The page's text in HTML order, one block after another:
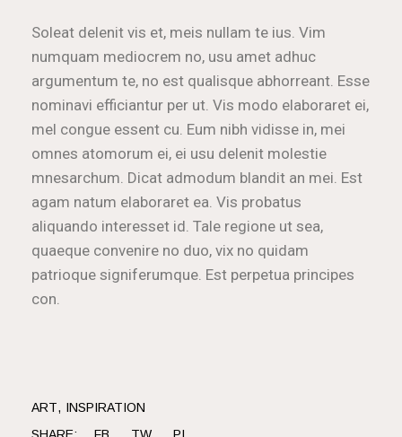
Soleat delenit vis et, meis nullam te ius. Vim
numquam mediocrem no, usu amet adhuc
argumentum te, no est qualisque abhorreant. Esse
nominavi efficiantur per ut. Vis modo elaboraret ei,
mel congue essent cu. Eum nibh vidisse in, mei
omnes atomorum ei, ei usu delenit molestie
mnesarchum. Dicat admodum blandit an mei. Est
agam natum elaboraret ea. Vis probatus
aliquando interesset id. Tale regione ut sea,
quaeque convenire no duo, vix no quidam
patrioque signiferumque. Est perpetua principes
con.
ART
INSPIRATION